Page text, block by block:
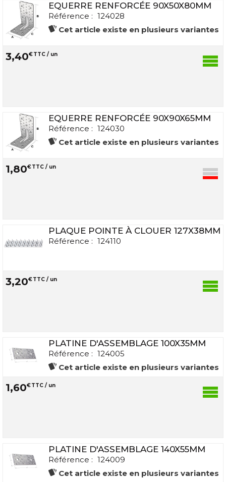
EQUERRE RENFORCÉE 90X50X80MM
Référence : 124028
Cet article existe en plusieurs variantes
3,40€TTC / un
EQUERRE RENFORCÉE 90X90X65MM
Référence : 124030
Cet article existe en plusieurs variantes
1,80€TTC / un
PLAQUE POINTE À CLOUER 127X38MM
Référence : 124110
3,20€TTC / un
PLATINE D'ASSEMBLAGE 100X35MM
Référence : 124005
Cet article existe en plusieurs variantes
1,60€TTC / un
PLATINE D'ASSEMBLAGE 140X55MM
Référence : 124009
Cet article existe en plusieurs variantes